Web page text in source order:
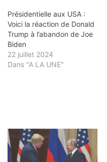
Présidentielle aux USA :
Voici la réaction de Donald
Trump à l’abandon de Joe
Biden
22 juillet 2024
Dans "A LA UNE"